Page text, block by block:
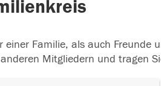
Familie, als auch Freunde
Mitgliedern und tragen